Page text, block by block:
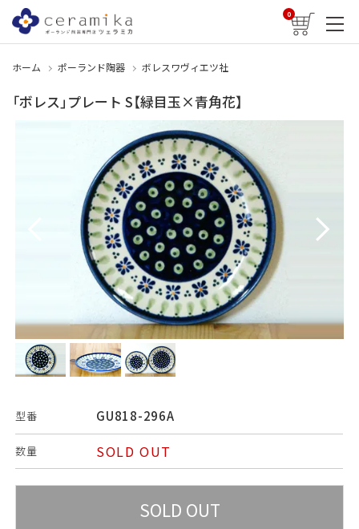
0
ホーム ポーランド陶器 ボレスワヴィエツ社
「ボレス」プレート S【緑目玉×青角花】
型番 GU818-296A
数量 SOLD OUT